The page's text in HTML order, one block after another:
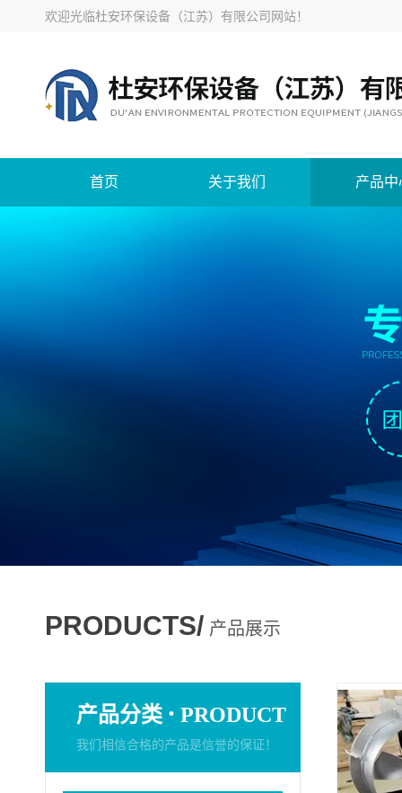
欢迎光临杜安环保设备（江苏）有限公司网站！
首页 关于我们 产品中
PRODUCTS/ 产品展示
产品分类 · PRODUCT
我们相信合格的产品是信誉的保证！